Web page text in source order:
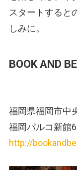
スタートすると
しみに。
BOOK AND
福岡県福岡市中
福岡パルコ新館
http://